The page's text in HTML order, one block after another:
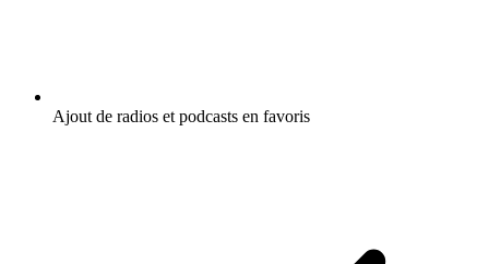
Ajout de radios et podcasts en favoris